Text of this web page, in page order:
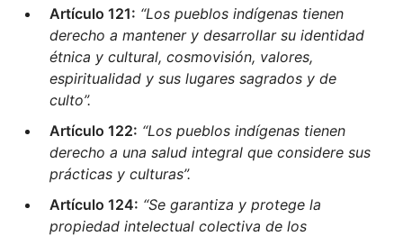
Artículo 121: “Los pueblos indígenas tienen
derecho a mantener y desarrollar su identidad
étnica y cultural, cosmovisión, valores,
espiritualidad y sus lugares sagrados y de
culto”.
Artículo 122: “Los pueblos indígenas tienen
derecho a una salud integral que considere sus
prácticas y culturas”.
Artículo 124: “Se garantiza y protege la
propiedad intelectual colectiva de los